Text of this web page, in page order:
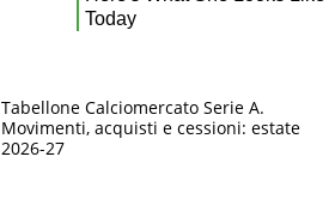
Tabellone Calciomercato Serie A.
Movimenti, acquisti e cessioni: estate
2026-27